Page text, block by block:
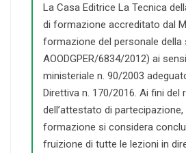
La Casa Editrice La Tecnica
di formazione accreditato dal
formazione del personale della
AOODGPER/6834/2012) ai
ministeriale n. 90/2003
Direttiva n. 170/2016. Ai fini del
dell’attestato di
formazione si considera
fruizione di tutte le lezioni in